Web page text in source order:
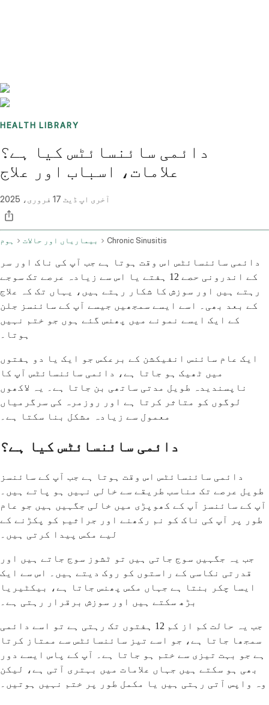
HEALTH LIBRARY
دائمی سائنسائٹس کیا ہے؟
علامات، اسباب اور علاج
آخری اپ ڈیٹ 17 فروری، 2025
ہوم بیماریاں اور حالات Chronic Sinusitis
دائمی سائنسائٹس اس وقت ہوتا ہے جب آپ کی ناک اور سر
کے اندرونی حصے 12 ہفتے یا اس سے زیادہ عرصے تک سوجے
رہتے ہیں اور سوزش کا شکار رہتے ہیں، یہاں تک کہ علاج
کے بعد بھی۔ اسے ایسے سمجھیں جیسے آپ کے سائنسز جلن
کے ایک ایسے نمونے میں پھنس گئے ہوں جو ختم نہیں
ہوتا۔
ایک عام سائنس انفیکشن کے برعکس جو ایک یا دو ہفتوں
میں ٹھیک ہو جاتا ہے، دائمی سائنسائٹس آپ کا
ناپسندیدہ طویل مدتی ساتھی بن جاتا ہے۔ یہ لاکھوں
لوگوں کو متاثر کرتا ہے اور روزمرہ کی سرگرمیاں
معمول سے زیادہ مشکل بنا سکتا ہے۔
دائمی سائنسائٹس کیا ہے؟
دائمی سائنسائٹس اس وقت ہوتا ہے جب آپ کے سائنسز
طویل عرصے تک مناسب طریقے سے خالی نہیں ہو پاتے ہیں۔
آپ کے سائنسز آپ کے کھوپڑی میں خالی جگہیں ہیں جو عام
طور پر آپ کی ناک کو نم رکھنے اور جراثیم کو پکڑنے کے
لیے مکس پیدا کرتی ہیں۔
جب یہ جگہیں سوج جاتی ہیں تو ٹشوز سوج جاتے ہیں اور
قدرتی نکاسی کے راستوں کو روک دیتے ہیں۔ اس سے ایک
ایسا چکر بنتا ہے جہاں مکس پھنس جاتا ہے، بیکٹیریا
بڑھ سکتے ہیں اور سوزش برقرار رہتی ہے۔
جب یہ حالت کم از کم 12 ہفتوں تک رہتی ہے تو اسے دائمی
سمجھا جاتا ہے، جو اسے تیز سائنسائٹس سے ممتاز کرتا
ہے جو بہت تیزی سے ختم ہو جاتا ہے۔ آپ کے پاس ایسے دور
بھی ہو سکتے ہیں جہاں علامات میں بہتری آتی ہے، لیکن
وہ واپس آتی رہتی ہیں یا مکمل طور پر ختم نہیں ہوتیں۔